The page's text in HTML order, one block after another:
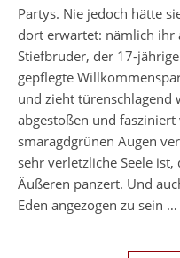
Partys. Nie jedoch hätte
dort erwartet: nämlich ihr
Stiefbruder, der 17-
gepflegte
und zieht türenschlagend
abgestoßen und
smaragdgrünen Augen
sehr verletzliche Seele
Äußeren panzert. Und
Eden angezogen zu sein …